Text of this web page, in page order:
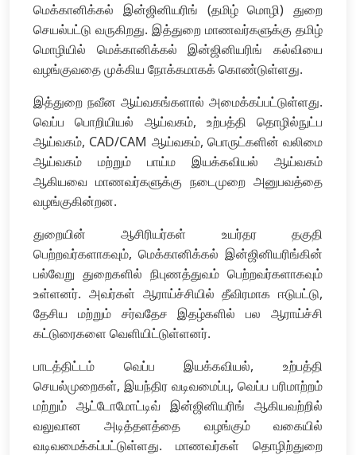
மெக்கானிக்கல் இன்ஜினியரிங் (தமிழ் மொழி) துறை
செயல்பட்டு வருகிறது. இத்துறை மாணவர்களுக்கு தமிழ்
மொழியில் மெக்கானிக்கல் இன்ஜினியரிங் கல்வியை
வழங்குவதை முக்கிய நோக்கமாகக் கொண்டுள்ளது.
இத்துறை நவீன ஆய்வகங்களால் அமைக்கப்பட்டுள்ளது.
வெப்ப பொறியியல் ஆய்வகம், உற்பத்தி தொழில்நுட்ப
ஆய்வகம், CAD/CAM ஆய்வகம், பொருட்களின் வலிமை
ஆய்வகம் மற்றும் பாய்ம இயக்கவியல் ஆய்வகம்
ஆகியவை மாணவர்களுக்கு நடைமுறை அனுபவத்தை
வழங்குகின்றன.
துறையின் ஆசிரியர்கள் உயர்தர தகுதி
பெற்றவர்களாகவும், மெக்கானிக்கல் இன்ஜினியரிங்கின்
பல்வேறு துறைகளில் நிபுணத்துவம் பெற்றவர்களாகவும்
உள்ளனர். அவர்கள் ஆராய்ச்சியில் தீவிரமாக ஈடுபட்டு,
தேசிய மற்றும் சர்வதேச இதழ்களில் பல ஆராய்ச்சி
கட்டுரைகளை வெளியிட்டுள்ளனர்.
பாடத்திட்டம் வெப்ப இயக்கவியல், உற்பத்தி
செயல்முறைகள், இயந்திர வடிவமைப்பு, வெப்ப பரிமாற்றம்
மற்றும் ஆட்டோமோட்டிவ் இன்ஜினியரிங் ஆகியவற்றில்
வலுவான அடித்தளத்தை வழங்கும் வகையில்
வடிவமைக்கப்பட்டுள்ளது. மாணவர்கள் தொழிற்துறை